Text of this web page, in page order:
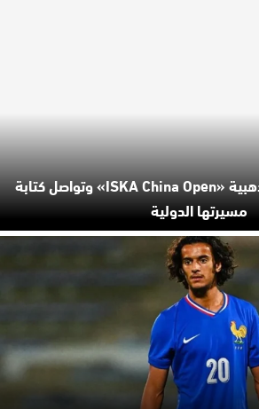
أمبر تسودالي تحصد ذهبية «ISKA China Open» وتواصل كتابة
مسيرتها الدولية